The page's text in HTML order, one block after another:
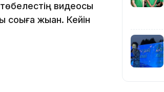
видеосы
жыққан. Кейін
11:54